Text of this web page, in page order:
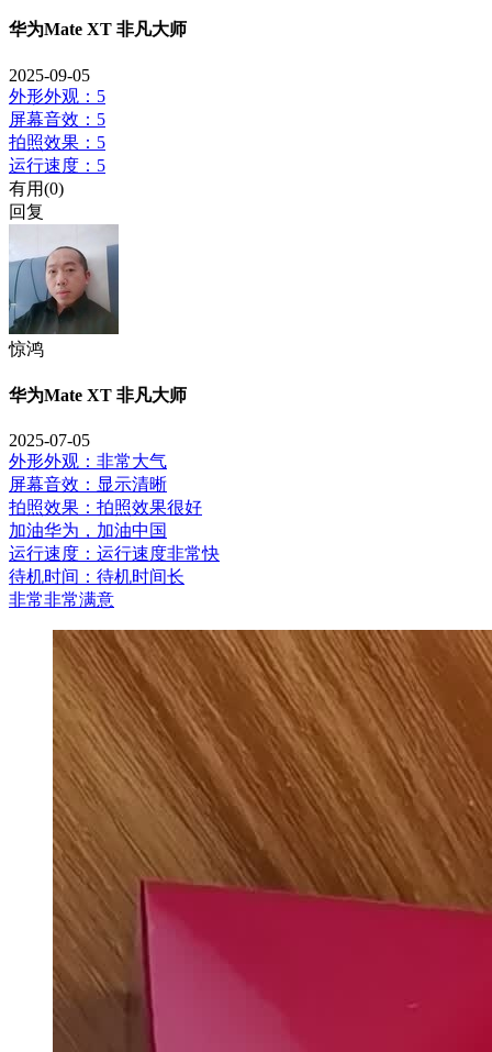
华为Mate XT 非凡大师
2025-09-05
外形外观：5
屏幕音效：5
拍照效果：5
运行速度：5
有用(0)
回复
惊鸿
华为Mate XT 非凡大师
2025-07-05
外形外观：非常大气
屏幕音效：显示清晰
拍照效果：拍照效果很好
加油华为，加油中国
运行速度：运行速度非常快
待机时间：待机时间长
非常非常满意